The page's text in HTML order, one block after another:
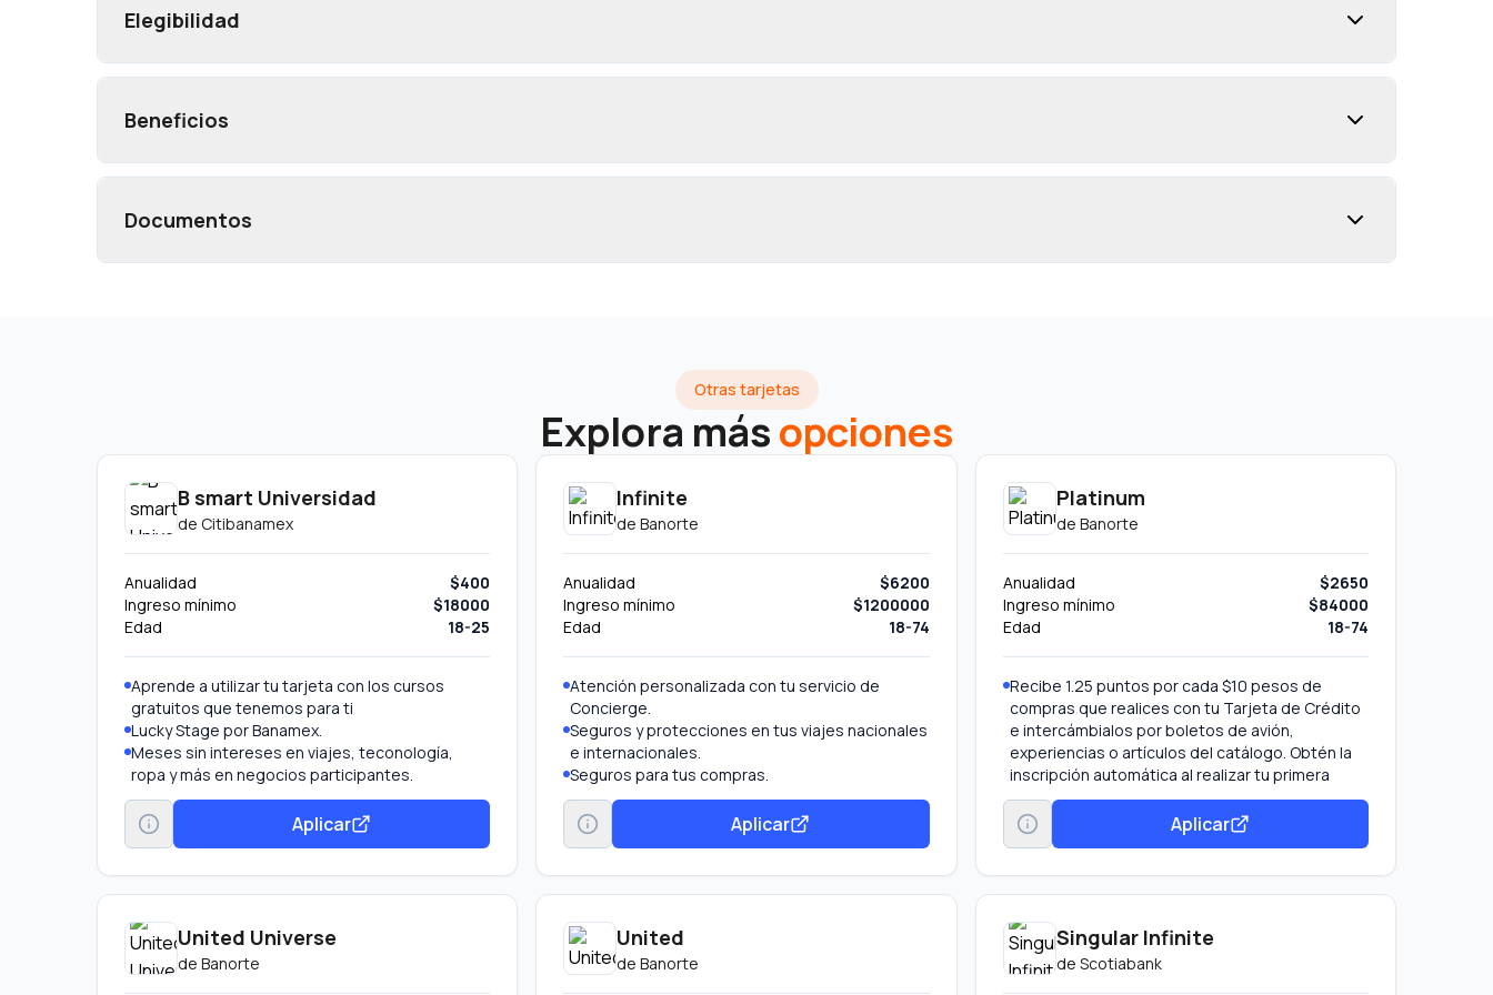
Elegibilidad
Beneficios
Documentos
Otras tarjetas
Explora másopciones
B smart Universidad
de Citibanamex
Anualidad
$400
Ingreso mínimo
$18000
Edad
18-25
Aprende a utilizar tu tarjeta con los cursos
gratuitos que tenemos para ti
Lucky Stage por Banamex.
Meses sin intereses en viajes, teconología,
ropa y más en negocios participantes.
Aplicar
Infinite
de Banorte
Anualidad
$6200
Ingreso mínimo
$1200000
Edad
18-74
Atención personalizada con tu servicio de
Concierge.
Seguros y protecciones en tus viajes nacionales
e internacionales.
Seguros para tus compras.
Invita a tus amigos a solicitar una Tarjeta de
Crédito Banorte y gana por cada tarjeta
aprobada un bono de 10,000 puntos
Promociones.
Aplicar
Platinum
de Banorte
Anualidad
$2650
Ingreso mínimo
$84000
Edad
18-74
Recibe 1.25 puntos por cada $10 pesos de
compras que realices con tu Tarjeta de Crédito
e intercámbialos por boletos de avión,
experiencias o artículos del catálogo. Obtén la
inscripción automática al realizar tu primera
compra.
Salas de espera VIP en el aeropuerto Si te
encuentras viajando desde la CDMX accede a
Crédito Platinum Visa
Terminal 1 del Aeropuerto Internacional de la
CDMX (AICM) Lounge 19/ The Grand Lounge /
Aplicar
United Universe
de Banorte
United
de Banorte
Singular Infinite
de Scotiabank